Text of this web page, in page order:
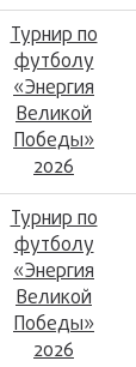
Турнир по
футболу
«Энергия
Великой
Победы»
2026
Турнир по
футболу
«Энергия
Великой
Победы»
2026